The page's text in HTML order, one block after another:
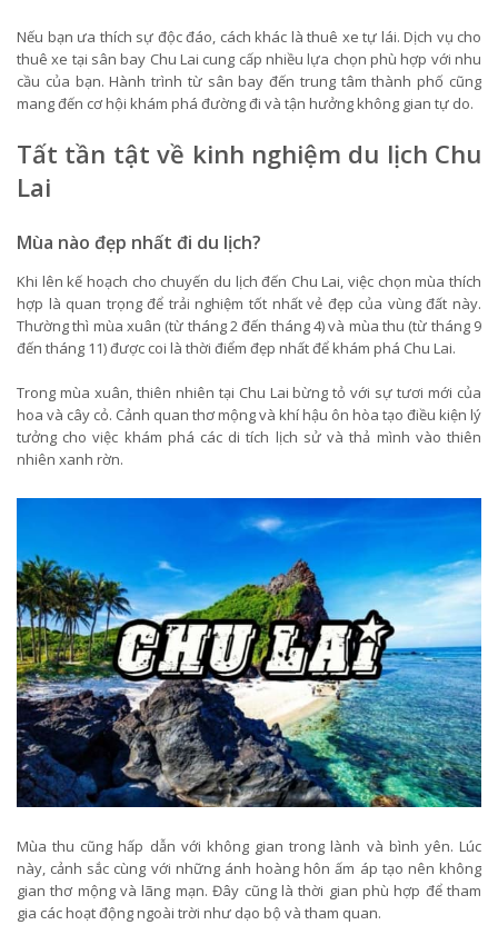
Nếu bạn ưa thích sự độc đáo, cách khác là thuê xe tự lái. Dịch vụ cho
thuê xe tại sân bay Chu Lai cung cấp nhiều lựa chọn phù hợp với nhu
cầu của bạn. Hành trình từ sân bay đến trung tâm thành phố cũng
mang đến cơ hội khám phá đường đi và tận hưởng không gian tự do.
Tất tần tật về kinh nghiệm du lịch Chu
Lai
Mùa nào đẹp nhất đi du lịch?
Khi lên kế hoạch cho chuyến du lịch đến Chu Lai, việc chọn mùa thích
hợp là quan trọng để trải nghiệm tốt nhất vẻ đẹp của vùng đất này.
Thường thì mùa xuân (từ tháng 2 đến tháng 4) và mùa thu (từ tháng 9
đến tháng 11) được coi là thời điểm đẹp nhất để khám phá Chu Lai.
Trong mùa xuân, thiên nhiên tại Chu Lai bừng tỏ với sự tươi mới của
hoa và cây cỏ. Cảnh quan thơ mộng và khí hậu ôn hòa tạo điều kiện lý
tưởng cho việc khám phá các di tích lịch sử và thả mình vào thiên
nhiên xanh rờn.
Mùa thu cũng hấp dẫn với không gian trong lành và bình yên. Lúc
này, cảnh sắc cùng với những ánh hoàng hôn ấm áp tạo nên không
gian thơ mộng và lãng mạn. Đây cũng là thời gian phù hợp để tham
gia các hoạt động ngoài trời như dạo bộ và tham quan.